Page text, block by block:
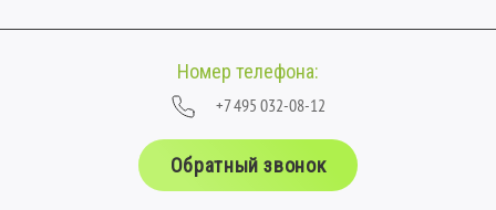
Номер телефона:
+7 495 032-08-12
Обратный звонок